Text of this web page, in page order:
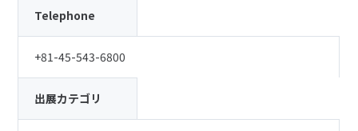
Telephone
+81-45-543-6800
出展カテゴリ